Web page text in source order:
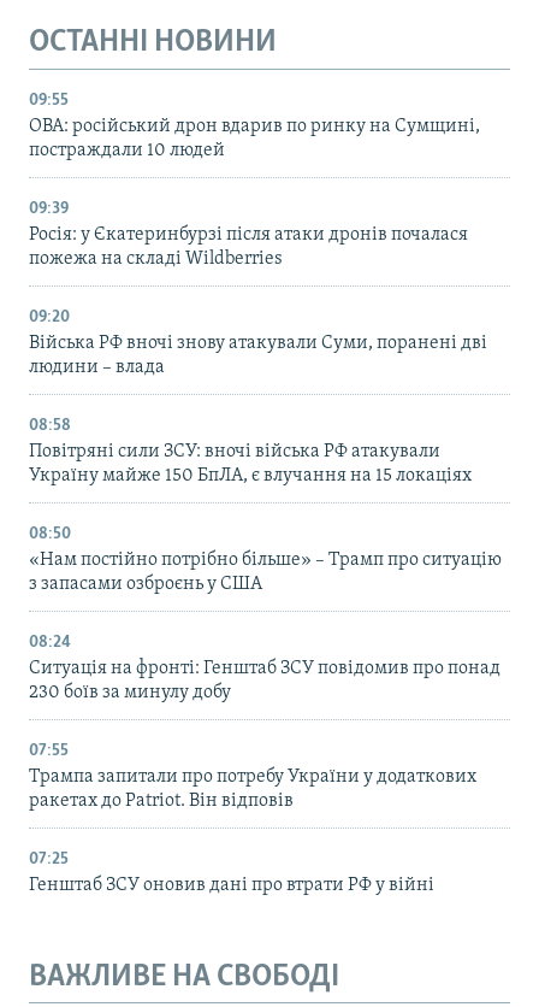
ОСТАННІ НОВИНИ
09:55
ОВА: російський дрон вдарив по ринку на Сумщині,
постраждали 10 людей
09:39
Росія: у Єкатеринбурзі після атаки дронів почалася
пожежа на складі Wildberries
09:20
Війська РФ вночі знову атакували Суми, поранені дві
людини – влада
08:58
Повітряні сили ЗСУ: вночі війська РФ атакували
Україну майже 150 БпЛА, є влучання на 15 локаціях
08:50
«Нам постійно потрібно більше» – Трамп про ситуацію
з запасами озброєнь у США
08:24
Ситуація на фронті: Генштаб ЗСУ повідомив про понад
230 боїв за минулу добу
07:55
Трампа запитали про потребу України у додаткових
ракетах до Patriot. Він відповів
07:25
Генштаб ЗСУ оновив дані про втрати РФ у війні
ВАЖЛИВЕ НА СВОБОДІ